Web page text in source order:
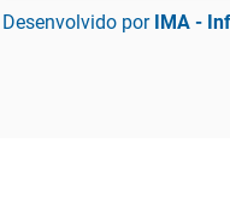
Desenvolvido por IMA -